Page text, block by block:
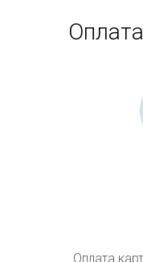
Оплата